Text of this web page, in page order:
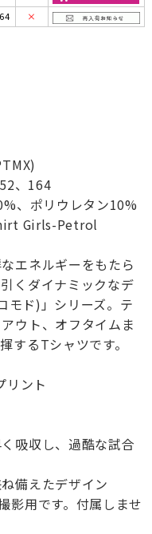
×
、164
、ポリウレタン10%
Girls-Petrol
エネルギーをもたら
くダイナミックなデ
ド)」シリーズ。テ
ウト、オフタイムま
するTシャツです。
リント
吸収し、過酷な試合
備えたデザイン
影用です。付属しませ